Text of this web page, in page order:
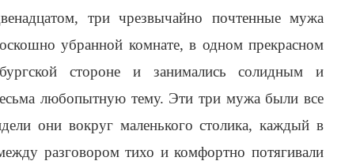
три чрезвычайно почтенные мужа
убранной комнате, в одном прекрасном
стороне и занимались солидным и
любопытную тему. Эти три мужа были все
они вокруг маленького столика, каждый в
разговором тихо и комфортно потягивали